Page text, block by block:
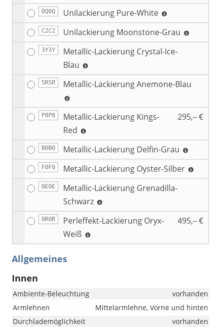
0Q0Q Unilackierung Pure-White
C2C2 Unilackierung Moonstone-Grau
3Y3Y
Metallic-Lackierung Crystal-Ice-
Blau
5R5R Metallic-Lackierung Anemone-Blau
P8P8
Metallic-Lackierung Kings-
Red
295,– €
B0B0 Metallic-Lackierung Delfin-Grau
F0F0 Metallic-Lackierung Oyster-Silber
0E0E
Metallic-Lackierung Grenadilla-
Schwarz
0R0R
Perleffekt-Lackierung Oryx-
Weiß
495,– €
Allgemeines
Innen
Ambiente-Beleuchtung
vorhanden
Armlehnen
Mittelarmlehne, Vorne und hinten
Durchlademöglichkeit
vorhanden